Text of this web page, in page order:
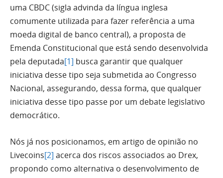
uma CBDC (sigla advinda da língua inglesa
comumente utilizada para fazer referência a uma
moeda digital de banco central), a proposta de
Emenda Constitucional que está sendo desenvolvida
pela deputada[1] busca garantir que qualquer
iniciativa desse tipo seja submetida ao Congresso
Nacional, assegurando, dessa forma, que qualquer
iniciativa desse tipo passe por um debate legislativo
democrático.
Nós já nos posicionamos, em artigo de opinião no
Livecoins[2] acerca dos riscos associados ao Drex,
propondo como alternativa o desenvolvimento de